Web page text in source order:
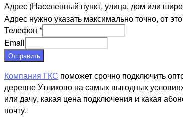
Адрес (Населенный пункт, улица, дом или
Адрес нужно указать максимально точно, от
Телефон *
Email
Отправить
Компания ГКС поможет срочно подключить
деревне Утликово на самых выгодных
или дачу, какая цена подключения и какая
почту.